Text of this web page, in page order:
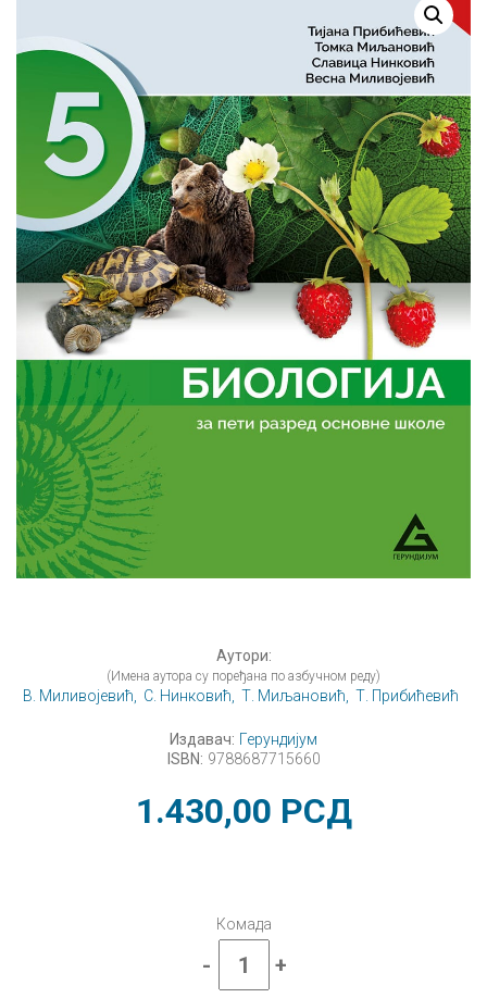
Аутори:
(Имена аутора су поређана по азбучном реду)
В. Миливојевић, С. Нинковић, Т. Миљановић, Т. Прибићевић
Издавач: Герундијум
ISBN: 9788687715660
1.430,00 РСД
Комада
-
Биологија
+